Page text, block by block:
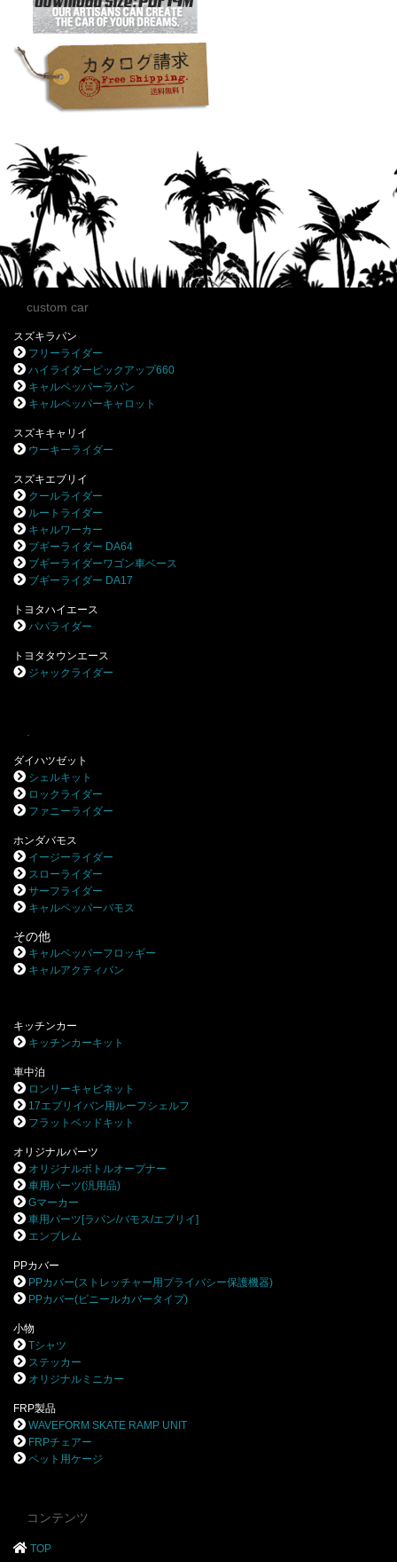
custom car
スズキラパン
フリーライダー
ハイライダーピックアップ660
キャルペッパーラパン
キャルペッパーキャロット
スズキキャリイ
ウーキーライダー
スズキエブリイ
クールライダー
ルートライダー
キャルワーカー
ブギーライダー DA64
ブギーライダーワゴン車ベース
ブギーライダー DA17
トヨタハイエース
パパライダー
トヨタタウンエース
ジャックライダー
ダイハツゼット
シェルキット
ロックライダー
ファニーライダー
ホンダバモス
イージーライダー
スローライダー
サーフライダー
キャルペッパーバモス
その他
キャルペッパーフロッギー
キャルアクティバン
キッチンカー
キッチンカーキット
車中泊
ロンリーキャビネット
17エブリイバン用ルーフシェルフ
フラットベッドキット
オリジナルパーツ
オリジナルボトルオープナー
車用パーツ(汎用品)
Gマーカー
車用パーツ[ラパン/バモス/エブリイ]
エンブレム
PPカバー
PPカバー(ストレッチャー用プライバシー保護機器)
PPカバー(ビニールカバータイプ)
小物
Tシャツ
ステッカー
オリジナルミニカー
FRP製品
WAVEFORM SKATE RAMP UNIT
FRPチェアー
ペット用ケージ
コンテンツ
TOP